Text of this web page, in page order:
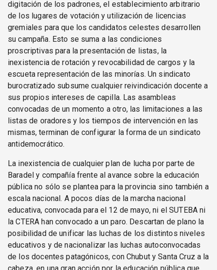
digitación de los padrones, el establecimiento arbitrario
de los lugares de votación y utilización de licencias
gremiales para que los candidatos celestes desarrollen
su campaña. Esto se suma a las condiciones
proscriptivas para la presentación de listas, la
inexistencia de rotación y revocabilidad de cargos y la
escueta representación de las minorías. Un sindicato
burocratizado subsume cualquier reivindicación docente a
sus propios intereses de capilla. Las asambleas
convocadas de un momento a otro, las limitaciones a las
listas de oradores y los tiempos de intervención en las
mismas, terminan de configurar la forma de un sindicato
antidemocrático.
La inexistencia de cualquier plan de lucha por parte de
Baradel y compañía frente al avance sobre la educación
pública no sólo se plantea para la provincia sino también a
escala nacional. A pocos días de la marcha nacional
educativa, convocada para el 12 de mayo, ni el SUTEBA ni
la CTERA han convocado a un paro. Descartan de plano la
posibilidad de unificar las luchas de los distintos niveles
educativos y de nacionalizar las luchas autoconvocadas
de los docentes patagónicos, con Chubut y Santa Cruz a la